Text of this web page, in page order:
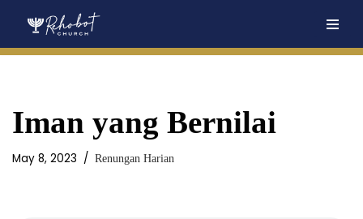
Iman yang Bernilai
May 8, 2023 Renungan Harian